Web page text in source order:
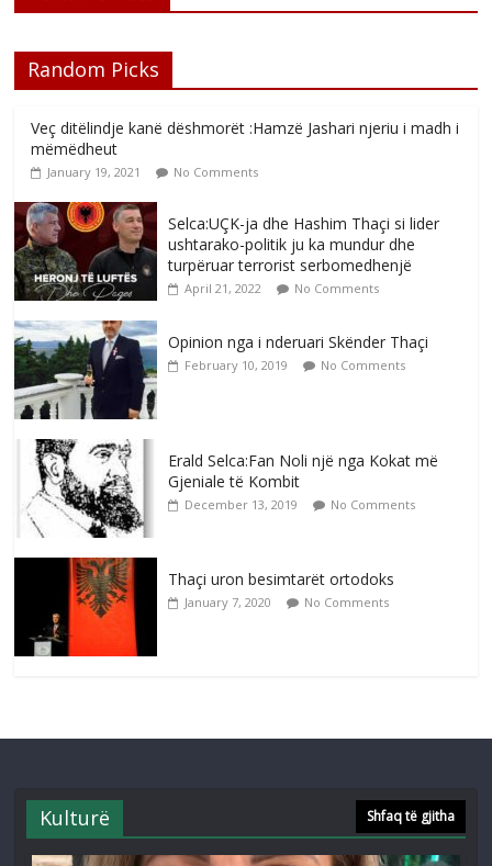
Random Picks
Veç ditëlindje kanë dëshmorët :Hamzë Jashari njeriu i madh i
mëmëdheut
January 19, 2021 No Comments
Selca:UÇK-ja dhe Hashim Thaçi si lider
ushtarako-politik ju ka mundur dhe
turpëruar terrorist serbomedhenjë
April 21, 2022 No Comments
Opinion nga i nderuari Skënder Thaçi
February 10, 2019 No Comments
Erald Selca:Fan Noli një nga Kokat më
Gjeniale të Kombit
December 13, 2019 No Comments
Thaçi uron besimtarët ortodoks
January 7, 2020 No Comments
Kulturë Shfaq të gjitha